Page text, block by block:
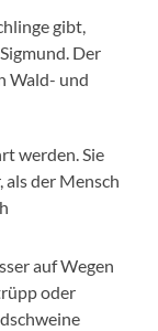
gibt,
Der
Wald- und
werden. Sie
der Mensch
auf Wegen
oder